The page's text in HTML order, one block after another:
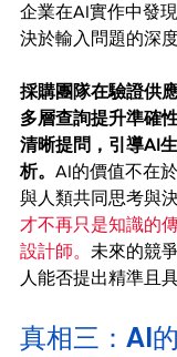
企業在AI實作中發
決於輸入問題的深
採購團隊在驗證供
多層查詢提升準確
清晰提問，引導AI
析。 AI的價值不在
與人類共同思考與
才不再只是知識的
設計師。 未來的競
人能否提出精準且
真相三：AI